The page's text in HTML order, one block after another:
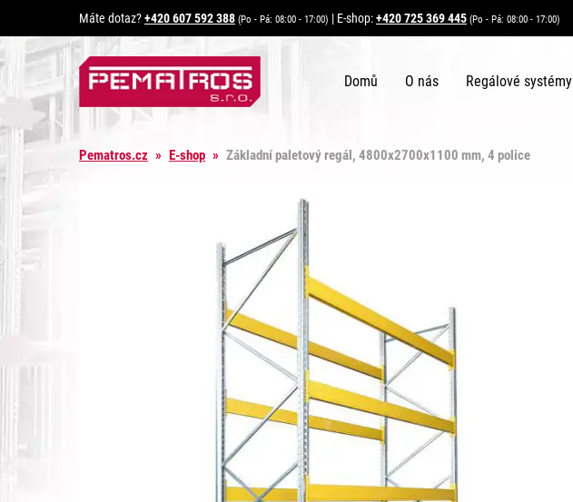
Máte dotaz?+420 607 592 388 (Po - Pá: 08:00 - 17:00) | E-shop:+420 725 369 445 (Po - Pá: 08:00 - 17:00)
Domů O nás Regálové systémy
Pematros.cz » E-shop » Základní paletový regál, 4800x2700x1100 mm, 4 police